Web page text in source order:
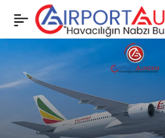
TUSAŞ ve İtalya Masaya
Oturdu: Yeni Projeler
Yolda!